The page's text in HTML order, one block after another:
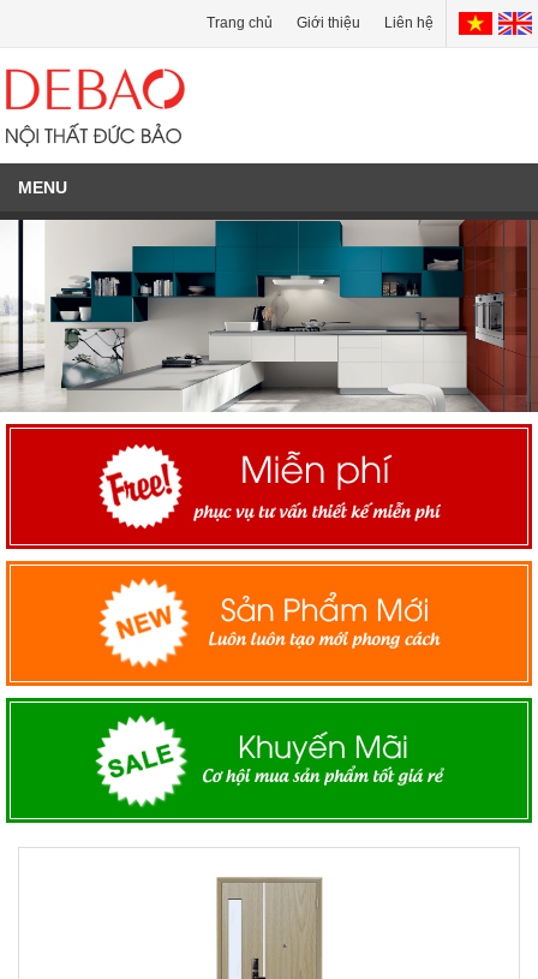
Trang chủ Giới thiệu Liên hệ
MENU